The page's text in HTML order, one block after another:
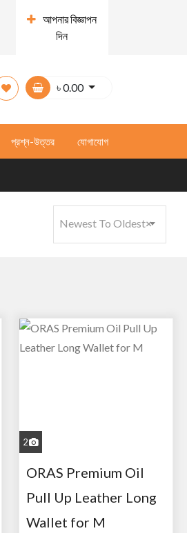
আপনার বিজ্ঞাপন
দিন
৳0.00
প্রশ্ন-উত্তর যোগাযোগ
×
Newest To Oldest
2
ORAS Premium Oil
Pull Up Leather Long
Wallet for M